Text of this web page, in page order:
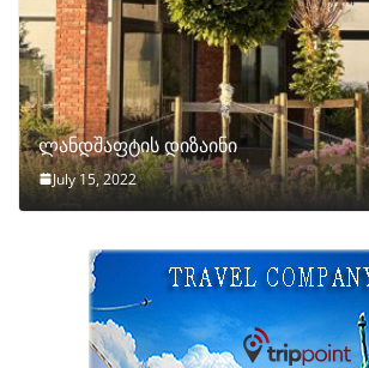
ლანდშაფტის დიზაინი
July 15, 2022